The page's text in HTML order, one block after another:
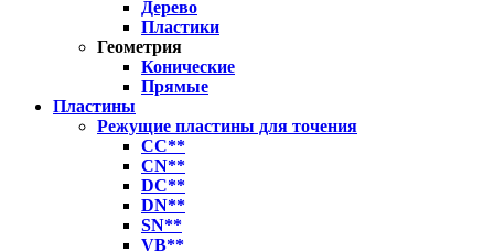
Дерево
Пластики
Геометрия
Конические
Прямые
Пластины
Режущие пластины для точения
CC**
CN**
DC**
DN**
SN**
VB**